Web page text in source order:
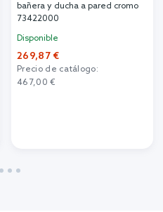
bañera y ducha a pared cromo
73422000
Disponible
269,87 €
Precio de catálogo:
467,00 €